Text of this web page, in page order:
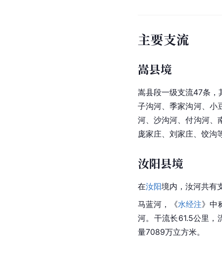
主要支流
嵩县境
嵩县段一级支流47条，
子沟河、季家沟河、小
河、沙沟河、付沟河、
庞家庄、刘家庄、饺沟
汝阳县境
在汝阳境内， 汝河共有
马蓝河，《水经注》中
河。干流长61.5公里，
量7089万立方米。